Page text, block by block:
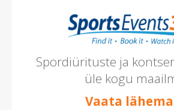
Spordiürituste ja
üle kogu
Vaata